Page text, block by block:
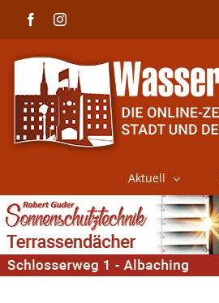
FacebookInstagram
Aktuell